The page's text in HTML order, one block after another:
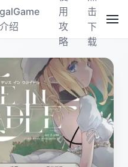
galGame
介绍
用
攻
略
击
下
载